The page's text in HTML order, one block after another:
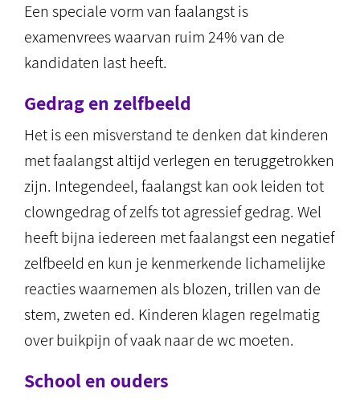
Een speciale vorm van faalangst is
examenvrees waarvan ruim 24% van de
kandidaten last heeft.
Gedrag en zelfbeeld
Het is een misverstand te denken dat kinderen
met faalangst altijd verlegen en teruggetrokken
zijn. Integendeel, faalangst kan ook leiden tot
clowngedrag of zelfs tot agressief gedrag. Wel
heeft bijna iedereen met faalangst een negatief
zelfbeeld en kun je kenmerkende lichamelijke
reacties waarnemen als blozen, trillen van de
stem, zweten ed. Kinderen klagen regelmatig
over buikpijn of vaak naar de wc moeten.
School en ouders